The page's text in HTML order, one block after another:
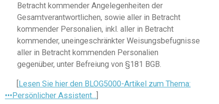
Betracht kommender Angelegenheiten der
Gesamtverantwortlichen, sowie aller in Betracht
kommender Personalien, inkl. aller in Betracht
kommender, uneingeschränkter Weisungsbefugnisse
aller in Betracht kommenden Personalien
gegenüber, unter Befreiung von §181 BGB.
Lesen Sie hier den BLOG5000-Artikel zum Thema:
•••Persönlicher Assistent...